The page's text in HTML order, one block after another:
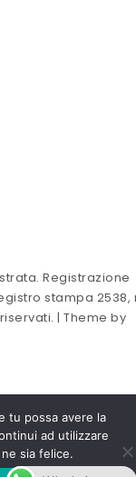
Registrazione
stampa 2538,
| Theme by
tu possa avere la
ad utilizzare
sia felice.